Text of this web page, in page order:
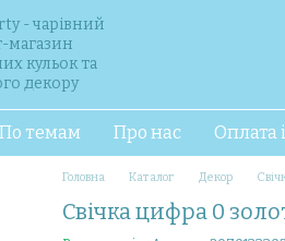
По темам Про нас Оплата
Головна Каталог Декор
Свічка цифра 0